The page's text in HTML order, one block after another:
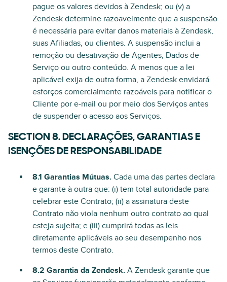
pague os valores devidos à Zendesk; ou (v) a
Zendesk determine razoavelmente que a suspensão
é necessária para evitar danos materiais à Zendesk,
suas Afiliadas, ou clientes. A suspensão inclui a
remoção ou desativação de Agentes, Dados de
Serviço ou outro conteúdo. A menos que a lei
aplicável exija de outra forma, a Zendesk envidará
esforços comercialmente razoáveis para notificar o
Cliente por e-mail ou por meio dos Serviços antes
de suspender o acesso aos Serviços.
SECTION 8. DECLARAÇÕES, GARANTIAS E
ISENÇÕES DE RESPONSABILIDADE
8.1 Garantias Mútuas. Cada uma das partes declara
e garante à outra que: (i) tem total autoridade para
celebrar este Contrato; (ii) a assinatura deste
Contrato não viola nenhum outro contrato ao qual
esteja sujeita; e (iii) cumprirá todas as leis
diretamente aplicáveis ao seu desempenho nos
termos deste Contrato.
8.2 Garantia da Zendesk. A Zendesk garante que